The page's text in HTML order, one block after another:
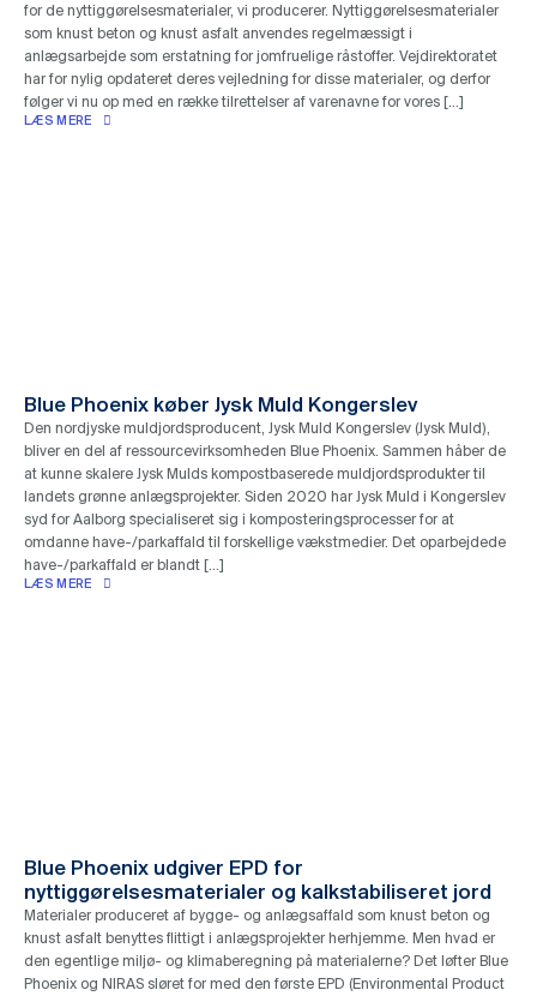
for de nyttiggørelsesmaterialer, vi producerer. Nyttiggørelsesmaterialer
som knust beton og knust asfalt anvendes regelmæssigt i
anlægsarbejde som erstatning for jomfruelige råstoffer. Vejdirektoratet
har for nylig opdateret deres vejledning for disse materialer, og derfor
følger vi nu op med en række tilrettelser af varenavne for vores […]
LÆS MERE
Blue Phoenix køber Jysk Muld Kongerslev
Den nordjyske muldjordsproducent, Jysk Muld Kongerslev (Jysk Muld),
bliver en del af ressourcevirksomheden Blue Phoenix. Sammen håber de
at kunne skalere Jysk Mulds kompostbaserede muldjordsprodukter til
landets grønne anlægsprojekter. Siden 2020 har Jysk Muld i Kongerslev
syd for Aalborg specialiseret sig i komposteringsprocesser for at
omdanne have-/parkaffald til forskellige vækstmedier. Det oparbejdede
have-/parkaffald er blandt […]
LÆS MERE
Blue Phoenix udgiver EPD for
nyttiggørelsesmaterialer og kalkstabiliseret jord
Materialer produceret af bygge- og anlægsaffald som knust beton og
knust asfalt benyttes flittigt i anlægsprojekter herhjemme. Men hvad er
den egentlige miljø- og klimaberegning på materialerne? Det løfter Blue
Phoenix og NIRAS sløret for med den første EPD (Environmental Product